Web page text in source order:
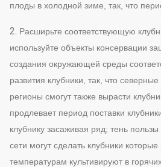
плоды в холодной зиме, так, что
2. Расширьте соответствующую
используйте объекты консервации
создания окружающей среды
развития клубники, так, что
регионы смогут также вырасти
продлевает период поставки
клубнику засаживая ряд; тень
сети могут сделать клубники
температурам культивируют в